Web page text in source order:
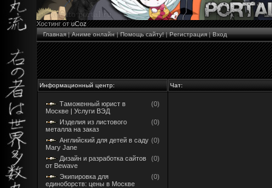
Хостинг отuCoz
Главная|Аниме онлайн|Помощь сайту!|Регистрация|Вход
Информационный центр: Чат:
Таможенный юрист в
Москве | Услуги ВЭД
(0)
Изделия из листового
металла на заказ
(0)
Английский для детей в саду
Mary Jane
(0)
Дизайн и разработка сайтов
от Bewave
(0)
Экипировка для
единоборств: цены в Москве
(0)